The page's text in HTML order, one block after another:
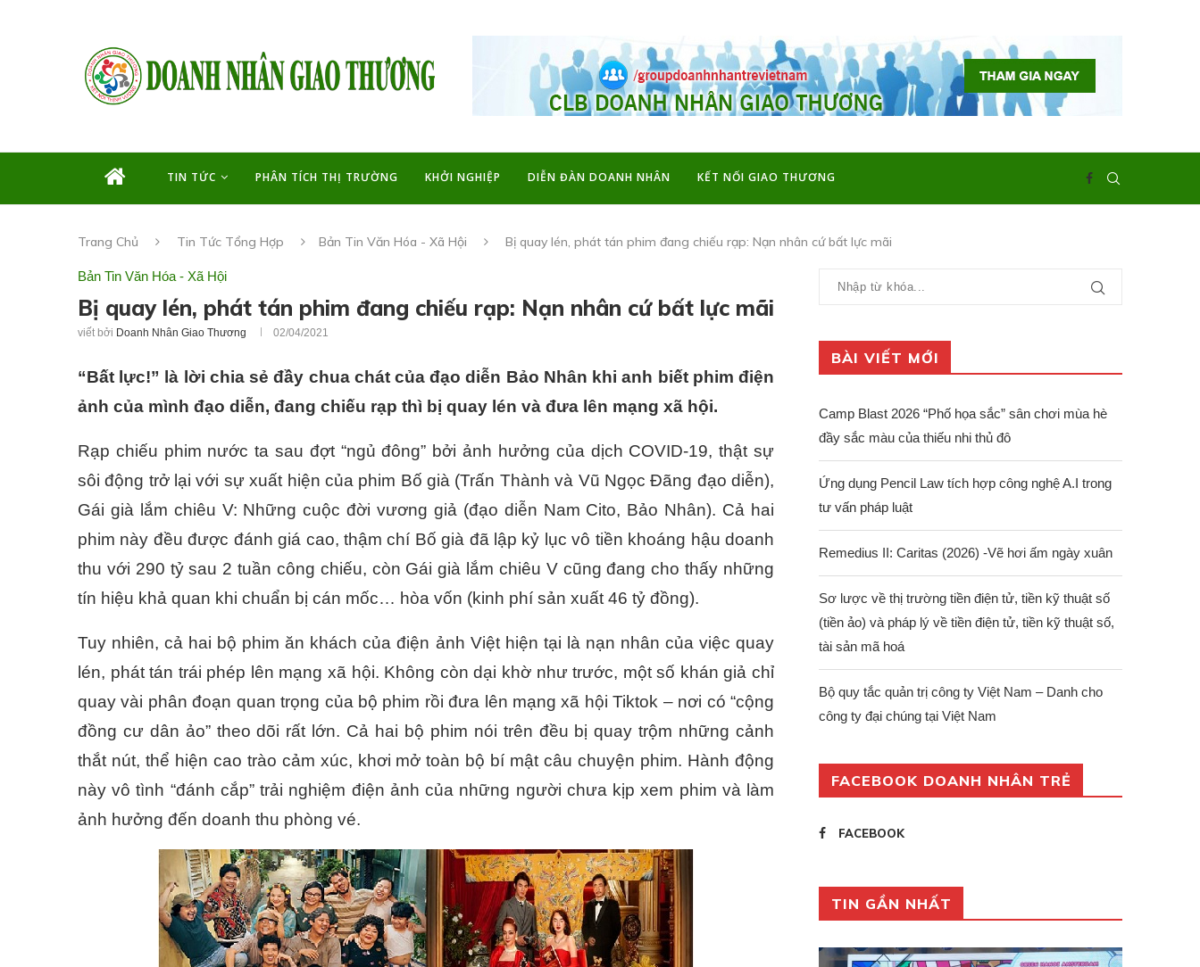
TIN TỨC PHÂN TÍCH THỊ TRƯỜNG KHỞI NGHIỆP DIỄN ĐÀN DOANH NHÂN KẾT NỐI GIAO THƯƠNG
Trang Chủ Tin Tức Tổng Hợp Bản Tin Văn Hóa - Xã Hội Bị quay lén, phát tán phim đang chiếu rạp: Nạn nhân cứ bất lực mãi
Bản Tin Văn Hóa - Xã Hội
Bị quay lén, phát tán phim đang chiếu rạp: Nạn nhân cứ bất lực mãi
viết bởi Doanh Nhân Giao Thương 02/04/2021
“Bất lực!” là lời chia sẻ đầy chua chát của đạo diễn Bảo Nhân khi anh biết phim điện
ảnh của mình đạo diễn, đang chiếu rạp thì bị quay lén và đưa lên mạng xã hội.
Rạp chiếu phim nước ta sau đợt “ngủ đông” bởi ảnh hưởng của dịch COVID-19, thật sự
sôi động trở lại với sự xuất hiện của phim Bố già (Trấn Thành và Vũ Ngọc Đãng đạo diễn),
Gái già lắm chiêu V: Những cuộc đời vương giả (đạo diễn Nam Cito, Bảo Nhân). Cả hai
phim này đều được đánh giá cao, thậm chí Bố già đã lập kỷ lục vô tiền khoáng hậu doanh
thu với 290 tỷ sau 2 tuần công chiếu, còn Gái già lắm chiêu V cũng đang cho thấy những
tín hiệu khả quan khi chuẩn bị cán mốc… hòa vốn (kinh phí sản xuất 46 tỷ đồng).
Tuy nhiên, cả hai bộ phim ăn khách của điện ảnh Việt hiện tại là nạn nhân của việc quay
lén, phát tán trái phép lên mạng xã hội. Không còn dại khờ như trước, một số khán giả chỉ
quay vài phân đoạn quan trọng của bộ phim rồi đưa lên mạng xã hội Tiktok – nơi có “cộng
đồng cư dân ảo” theo dõi rất lớn. Cả hai bộ phim nói trên đều bị quay trộm những cảnh
thắt nút, thể hiện cao trào cảm xúc, khơi mở toàn bộ bí mật câu chuyện phim. Hành động
này vô tình “đánh cắp” trải nghiệm điện ảnh của những người chưa kịp xem phim và làm
ảnh hưởng đến doanh thu phòng vé.
BÀI VIẾT MỚI
Camp Blast 2026 “Phố họa sắc” sân chơi mùa hè
đầy sắc màu của thiếu nhi thủ đô
Ứng dụng Pencil Law tích hợp công nghệ A.I trong
tư vấn pháp luật
Remedius II: Caritas (2026) -Vẽ hơi ấm ngày xuân
Sơ lược về thị trường tiền điện tử, tiền kỹ thuật số
(tiền ảo) và pháp lý về tiền điện tử, tiền kỹ thuật số,
tài sản mã hoá
Bộ quy tắc quản trị công ty Việt Nam – Danh cho
công ty đại chúng tại Việt Nam
FACEBOOK DOANH NHÂN TRẺ
FACEBOOK
TIN GẦN NHẤT